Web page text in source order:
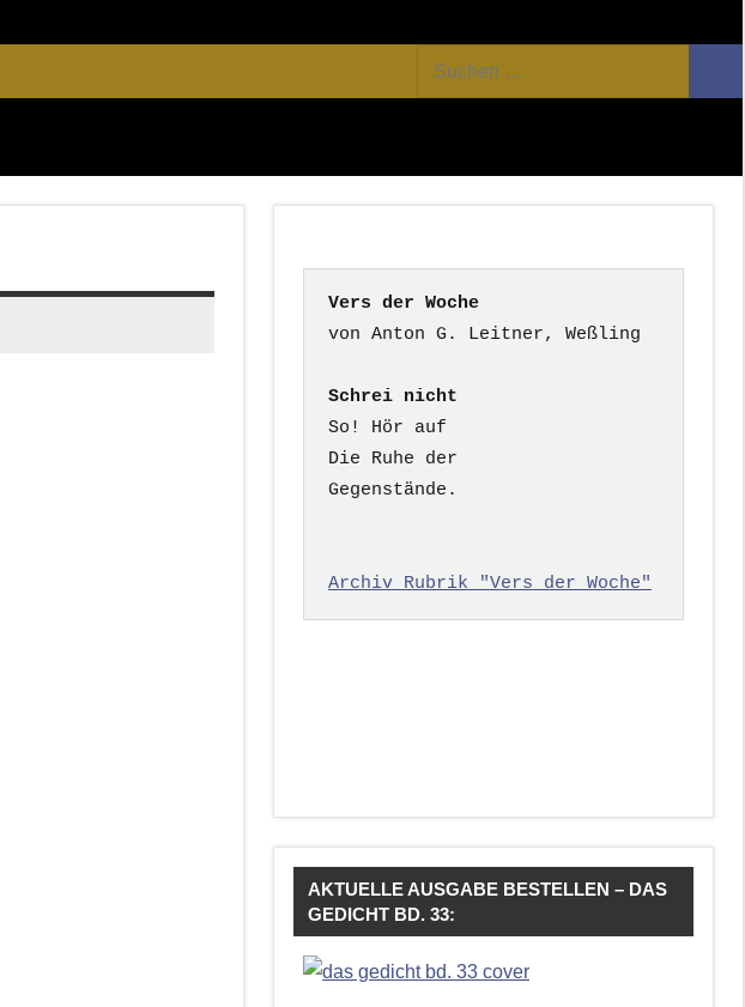
Suchen
nach:
Vers der Woche
Schrei nicht
So! Hör auf
Die Ruhe der
Gegenstände.
Archiv Rubrik "Vers der Woche"
AKTUELLE AUSGABE BESTELLEN – DAS
GEDICHT BD. 33: